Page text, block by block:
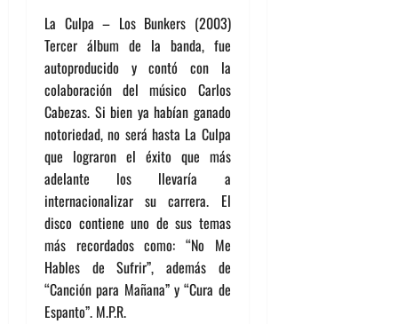
La Culpa – Los Bunkers (2003)
Tercer álbum de la banda, fue
autoproducido y contó con la
colaboración del músico Carlos
Cabezas. Si bien ya habían ganado
notoriedad, no será hasta La Culpa
que lograron el éxito que más
adelante los llevaría a
internacionalizar su carrera. El
disco contiene uno de sus temas
más recordados como: “No Me
Hables de Sufrir”, además de
“Canción para Mañana” y “Cura de
Espanto”. M.P.R.